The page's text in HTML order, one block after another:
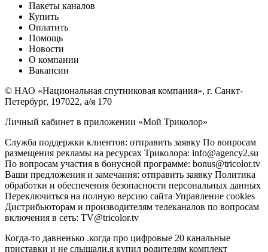
Пакеты каналов
Купить
Оплатить
Помощь
Новости
О компании
Вакансии
© НАО «Национальная спутниковая компания», г. Санкт-
Петербург, 197022, а/я 170
Личный кабинет в приложении «Мой Триколор»
Служба поддержки клиентов: отправить заявку По вопросам
размещения рекламы на ресурсах Триколора: info@agency2.su
По вопросам участия в бонусной программе: bonus@tricolor.tv
Ваши предложения и замечания: отправить заявку Политика
обработки и обеспечения безопасности персональных данных
Переключиться на полную версию сайта Управление cookies
Дистрибьюторам и производителям телеканалов по вопросам
включения в сеть: TV@tricolor.tv
Когда-то давненько .когда про цифровые 20 канальные
приставки и не слышали,я купил родителям комплект